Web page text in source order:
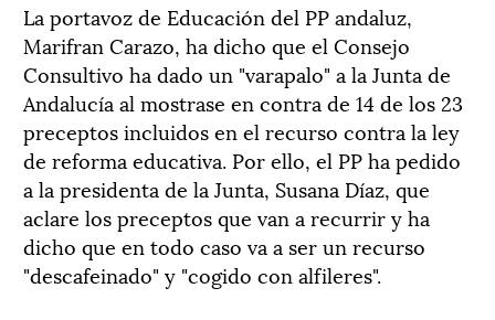
La portavoz de Educación del PP andaluz,
Marifran Carazo, ha dicho que el Consejo
Consultivo ha dado un "varapalo" a la Junta de
Andalucía al mostrase en contra de 14 de los 23
preceptos incluidos en el recurso contra la ley
de reforma educativa. Por ello, el PP ha pedido
a la presidenta de la Junta, Susana Díaz, que
aclare los preceptos que van a recurrir y ha
dicho que en todo caso va a ser un recurso
"descafeinado" y "cogido con alfileres".